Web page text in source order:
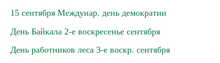
15 сентября Междунар. день демократии
День Байкала 2-е воскресенье сентября
День работников леса 3-е воскр. сентября